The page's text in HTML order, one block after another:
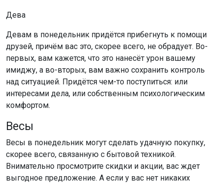
Дева
Девам в понедельник придётся прибегнуть к помощи
друзей, причём вас это, скорее всего, не обрадует. Во-
первых, вам кажется, что это нанесёт урон вашему
имиджу, а во-вторых, вам важно сохранить контроль
над ситуацией. Придётся чем-то поступиться: или
интересами дела, или собственным психологическим
комфортом.
Весы
Весы в понедельник могут сделать удачную покупку,
скорее всего, связанную с бытовой техникой.
Внимательно просмотрите скидки и акции, вас ждет
выгодное предложение. А если у вас нет никаких